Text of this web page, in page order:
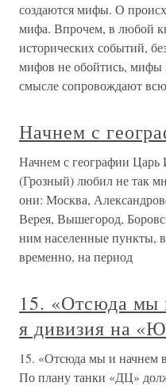
создаются мифы. О
мифа. Впрочем, в любой
исторических событий,
мифов не обойтись,
смысле сопровождают
Начнем с
Начнем с географии
(Грозный) любил не так
они: Москва,
Верея, Вышегород,
ним населенные пункты,
временно, на период
15. «Отсюда мы
я дивизия на
15. «Отсюда мы и начнем
По плану танки «ДЦ»